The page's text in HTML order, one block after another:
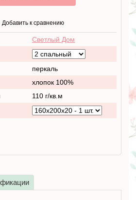
Добавить к сравнению
Светлый Дом
перкаль
хлопок 100%
110 г/кв.м